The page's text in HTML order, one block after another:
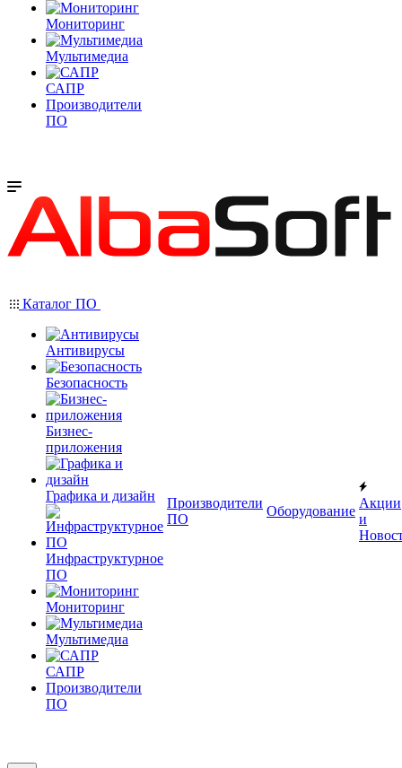
Мониторинг
Мультимедиа
САПР
Производители
ПО
Каталог ПО
Антивирусы
Безопасность
Бизнес-
приложения
Графика и дизайн
Инфраструктурное
ПО
Мониторинг
Мультимедиа
САПР
Производители
ПО
Производители
ПО
Оборудование
Акции
и